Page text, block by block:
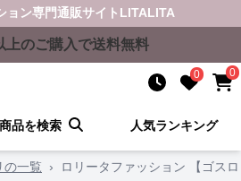
ョン専門通販サイト LITALITA
上のご購入で送料無料
0 0
商品を検索 人気ランキング
の一覧 › ロリータファッション 【ゴス